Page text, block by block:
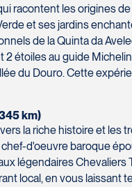
racontent les origines
et ses jardins
de la Quinta da
étoiles au guide
du Douro. Cette
km)
la riche histoire et
d'oeuvre baroque
légendaires
local, en vous laissant